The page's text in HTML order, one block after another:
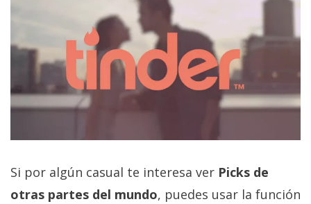
Si por algún casual te interesa ver Picks de
otras partes del mundo, puedes usar la función